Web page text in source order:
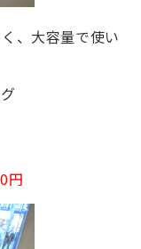
、大容量で使い
円